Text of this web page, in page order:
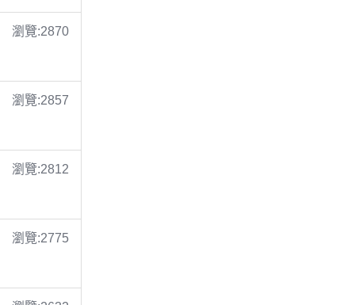
瀏覽:2870
瀏覽:2857
瀏覽:2812
瀏覽:2775